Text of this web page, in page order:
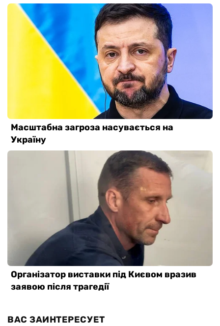
ВАС ЗАИНТЕРЕСУЕТ